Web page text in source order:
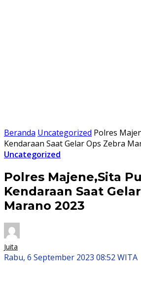
Beranda Uncategorized Polres
Kendaraan Saat Gelar Ops Zebra
Uncategorized
Polres Majene,Sita
Kendaraan Saat
Marano 2023
Juita
Rabu, 6 September 2023 08:52 WITA